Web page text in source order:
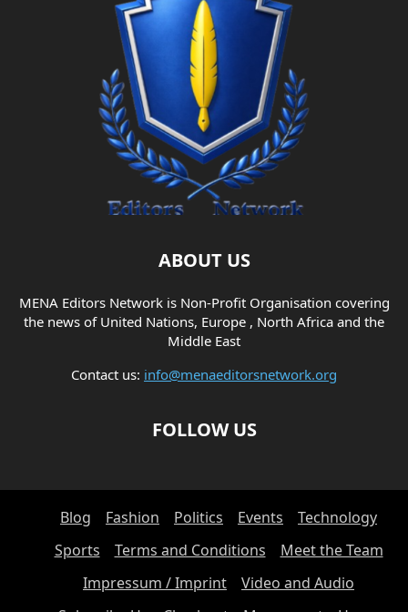
ABOUT US
MENA Editors Network is Non-Profit Organisation covering
the news of United Nations, Europe , North Africa and the
Middle East
Contact us: info@menaeditorsnetwork.org
FOLLOW US
Blog Fashion Politics Events
Technology
Sports
Terms and Conditions
Meet the Team
Impressum / Imprint
Video and Audio